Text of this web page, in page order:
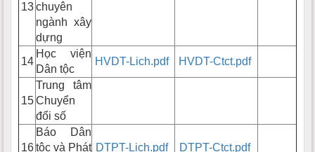
13 chuyên
ngành xây
dựng
14
Học viện
Dân tộc
HVDT-Lich.pdf HVDT-Ctct.pdf
15
Trung tâm
Chuyển
đổi số
16
Báo Dân
tộc và Phát DTPT-Lich.pdf DTPT-Ctct.pdf